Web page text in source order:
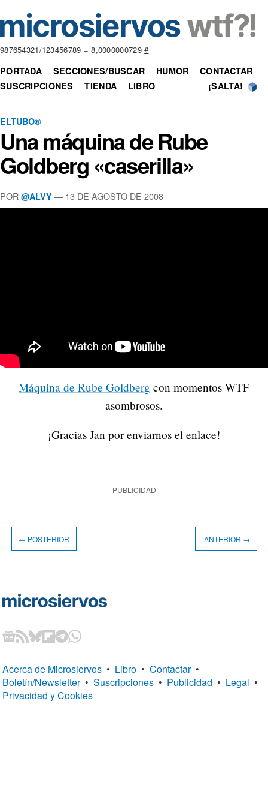
987654321/123456789 = 8,0000000729#
PORTADA SECCIONES/BUSCAR HUMOR
CONTACTAR
SUSCRIPCIONES
TIENDA LIBRO ¡SALTA!
ELTUBO®
Una máquina de Rube
Goldberg «caserilla»
POR @ALVY —13 DE AGOSTO DE 2008
Máquina de Rube Goldberg con momentos WTF
asombrosos.
¡Gracias Jan por enviarnos el enlace!
PUBLICIDAD
← POSTERIOR ANTERIOR →
Acerca de Microsiervos • Libro • Contactar •
Boletín/Newsletter • Suscripciones • Publicidad • Legal •
Privacidad y Cookies